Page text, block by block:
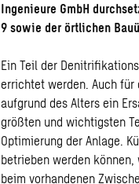
Ingenieure GmbH
9 sowie der örtlichen
Ein Teil der
errichtet werden. Auch für
aufgrund des Alters ein
größten und wichtigsten
Optimierung der Anlage.
betrieben werden
beim vorhandenen